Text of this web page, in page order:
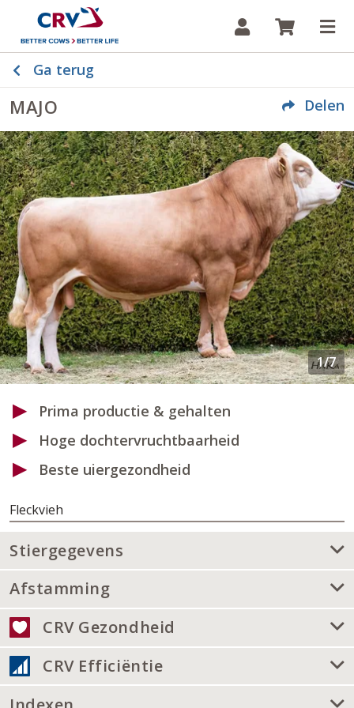
Inloggen
Ga terug
MAJO Delen
Prima productie & gehalten
Hoge dochtervruchtbaarheid
Beste uiergezondheid
Fleckvieh
Stiergegevens
Afstamming
CRV Gezondheid
CRV Efficiëntie